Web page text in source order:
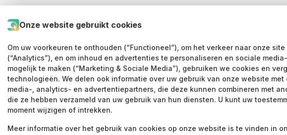
Dit
heeft
variaties.
Deze
optie
gekozen
worden
de
Dit
heeft
variaties.
Deze
optie
gekozen
de
Onze website gebruikt cookies
Om uw voorkeuren te onthouden (“Functioneel”), om het verkeer naar onze site
(“Analytics”), en om inhoud en advertenties te personaliseren en sociale
mogelijk te maken (“Marketing & Sociale Media”), gebruiken we cookies en
technologieën. We delen ook informatie over uw gebruik van onze website met
media-, analytics- en advertentiepartners, die deze kunnen combineren met
die ze hebben verzameld van uw gebruik van hun diensten. U kunt uw
moment wijzigen of intrekken.
Meer informatie over het gebruik van cookies op onze website is te vinden in